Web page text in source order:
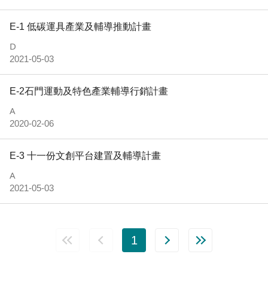
E-1 低碳運具產業及輔導推動計畫
D
2021-05-03
E-2石門運動及特色產業輔導行銷計畫
A
2020-02-06
E-3 十一份文創平台建置及輔導計畫
A
2021-05-03
1